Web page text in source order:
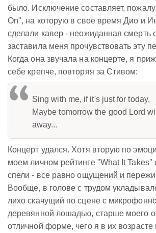
было. Исключение составляет,
On", на которую в свое время Дио и
сделали кавер - неожиданная смерть
заставила меня прочувствовать эту
Когда она звучала на концерте, я
себе крепче, повторяя за Стивом:
Sing with me, if it's just for today,
Maybe tomorrow the good Lord
away...
Концерт удался. Хотя вторую по
моем личном рейтинге "What It Takes"
спели - все равно ощущений и
Вообще, в голове с трудом
лихо скачущий по сцене с
деревянной лошадью, старше моего
отличной форме, чего я в их